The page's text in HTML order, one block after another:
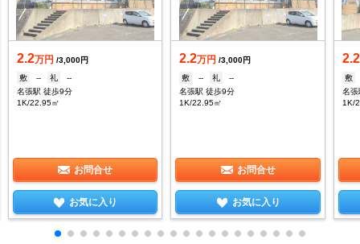
2.2万円 /3,000円
敷
-- 礼
--
名張駅 徒歩9分
1K/22.95㎡
お問合せ
お気に入り
2.2万円 /3,000円
敷
-- 礼
--
名張駅 徒歩9分
1K/22.95㎡
お問合せ
お気に入り
2.2
敷
名張
1K/